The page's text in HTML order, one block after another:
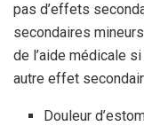
pas d’effets
secondaires
de l’aide médicale
autre effet
Douleur